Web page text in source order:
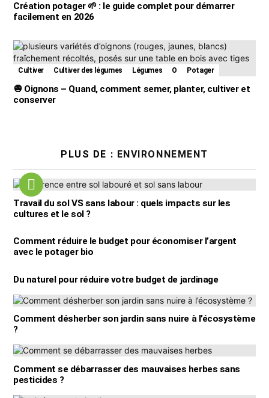
Création potager 🌱 : le guide complet pour démarrer
facilement en 2026
Cultiver Cultiver des légumes Légumes O Potager
🧅 Oignons – Quand, comment semer, planter, cultiver et
conserver
PLUS DE : ENVIRONNEMENT
Travail du sol VS sans labour : quels impacts sur les
cultures et le sol ?
Comment réduire le budget pour économiser l’argent
avec le potager bio
Du naturel pour réduire votre budget de jardinage
Comment désherber son jardin sans nuire à l’écosystème
?
Comment se débarrasser des mauvaises herbes sans
pesticides ?